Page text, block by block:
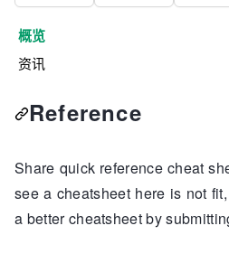
概览
资讯
Reference
Share quick reference cheat
see a cheatsheet here is not
a better cheatsheet by